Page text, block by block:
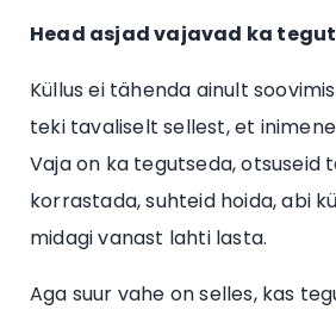
Head asjad vajavad ka
Küllus ei tähenda ainult
teki tavaliselt sellest, et
Vaja on ka tegutseda, otsuseid
korrastada, suhteid hoida, abi
midagi vanast lahti lasta.
Aga suur vahe on selles, kas